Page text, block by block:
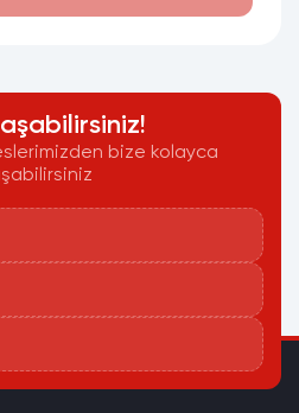
bize kolayca